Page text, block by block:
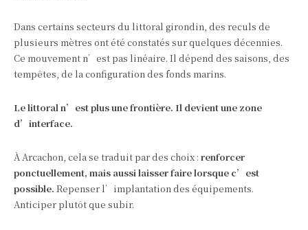
Dans certains secteurs du littoral girondin, des reculs de
plusieurs mètres ont été constatés sur quelques décennies.
Ce mouvement n’est pas linéaire. Il dépend des saisons, des
tempêtes, de la configuration des fonds marins.
Le littoral n’est plus une frontière. Il devient une zone
d’interface.
À Arcachon, cela se traduit par des choix : renforcer
ponctuellement, mais aussi laisser faire lorsque c’est
possible. Repenser l’implantation des équipements.
Anticiper plutôt que subir.